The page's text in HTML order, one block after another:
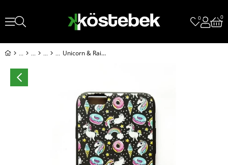
0 0
Unicorn & Rainbow(Gökkuşağı) & Donut İphone Telefon Kılıfları